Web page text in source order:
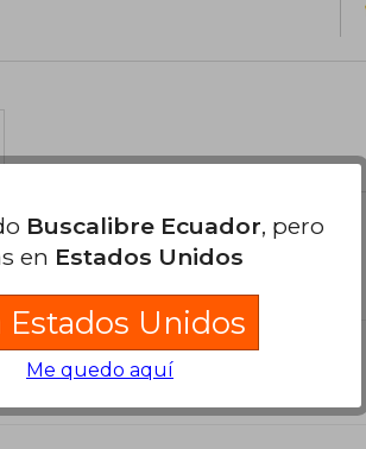
Buscalibre Ecuador, pero
en Estados Unidos
Estados Unidos
Me quedo aquí